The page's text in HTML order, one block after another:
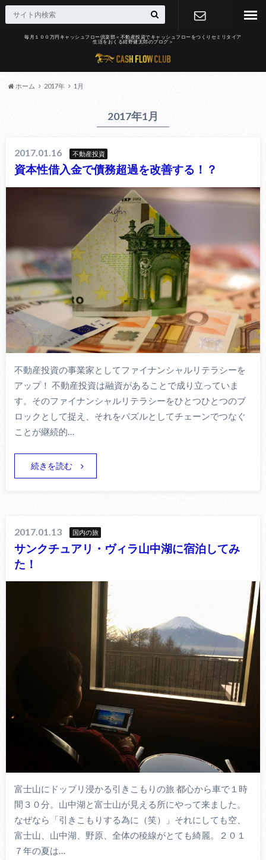
毎月１００万円キャッシュフロー倶楽部＜不動産投資でキャッシュフローをつくりセミリタイア
生活をおくる紺野健太郎のブログ＞
ホーム 2017年 1月
2017年1月
2017.01.16 不動産投資
資本性借入金で債務超過を改善する！？
不動産投資の事業家としてファイナンシャルリテラシーを
アップ！ 不動産投資は融資があることで成り立っていま
す。そのファイナンシャルリテラシーをひとつひとつのブ
ロックとして捉え、それをパズルとしてチェーンでつなぐ
ことが継続的…
続きを読む
2017.01.13 国内の旅
サンクチュアリ・ヴィラ山中湖に宿泊してみ
た！
富士山にドップリ浸かる引きこもりの旅 都心から車で１時
間３０分。山中湖と富士山が見える所にやって来ました。
なぜなら「引きこもりする為に（笑）」それにしても空、
富士山、山中湖、野原、全体の稜線がとても綺麗。２０１
７年の夏は…